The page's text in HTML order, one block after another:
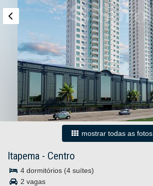
mostrar todas as fotos
Itapema - Centro
4 dormitórios (4 suítes)
2 vagas